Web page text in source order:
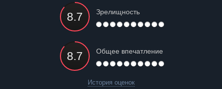
Зрелищность
Общее впечатление
История оценок